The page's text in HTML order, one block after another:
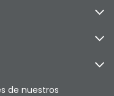
de nuestros